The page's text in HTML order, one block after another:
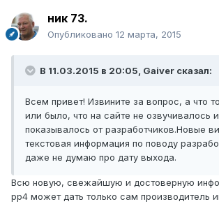
ник 73.
Опубликовано 12 марта, 2015
В 11.03.2015 в 20:05, Gaiver сказал:
Всем привет! Извините за вопрос, а что
или было, что на сайте не озвучивалось
показывалось от разработчиков.Новые
текстовая информация по поводу
даже не думаю про дату выхода.
Всю новую, свежайшую и достоверную
рр4 может дать только сам производитель